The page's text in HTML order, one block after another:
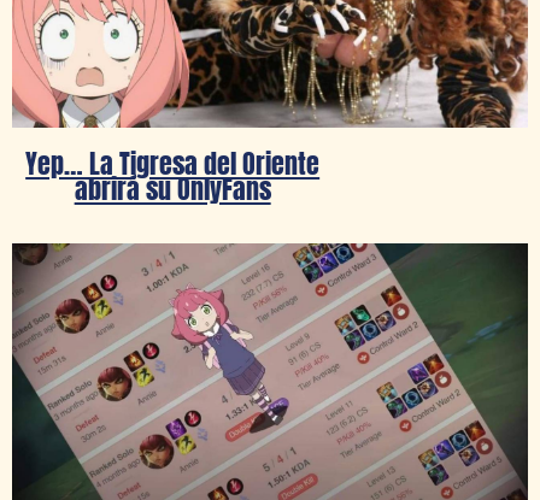
Yep… La Tigresa del Oriente
abrirá su OnlyFans